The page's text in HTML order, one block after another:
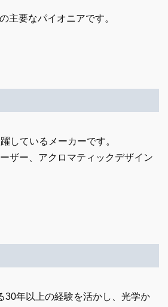
主要なパイオニアです。
しているメーカーです。
ザー、アクロマティックデザイン
30年以上の経験を活かし、光学か